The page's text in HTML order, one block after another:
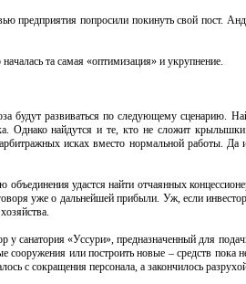
предприятия попросили покинуть свой пост.
та самая «оптимизация» и укрупнение.
развиваться по следующему сценарию.
Однако найдутся и те, кто не сложит
исках вместо нормальной работы.
удастся найти отчаянных
уже о дальнейшей прибыли. Уж, если
санатория «Уссури», предназначенный для
или построить новые – средств пока
с сокращения персонала, а закончилось